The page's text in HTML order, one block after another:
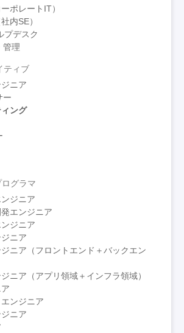
ポレートIT）
内SE）
プデスク
管理
ティブ
ニア
ー
ング
グラマ
ジニア
エンジニア
ジニア
ニア
ニア（フロントエンド＋バックエン
ニア（アプリ領域＋インフラ領域）
ンジニア
ニア